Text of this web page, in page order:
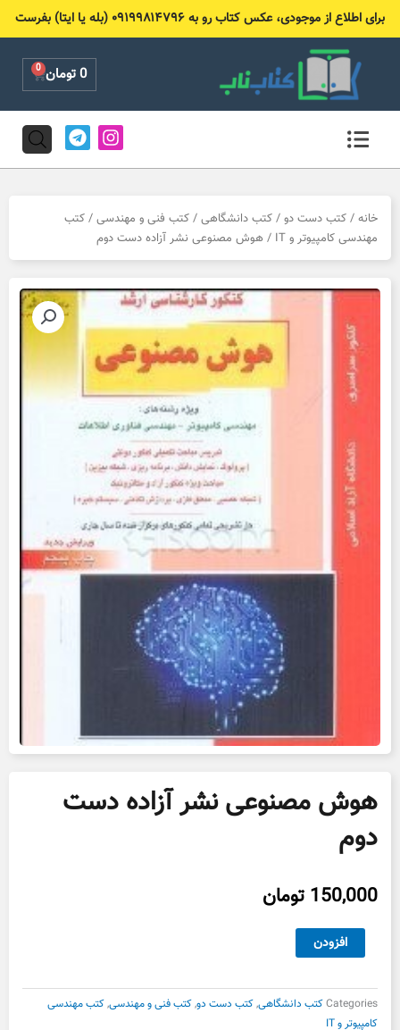
برای اطلاع از موجودی، عکس کتاب رو به ۰۹۱۹۹۸۱۴۷۹۶ (بله یا ایتا) بفرست
0تومان 0
Cart
I
n
s
g
r
a
T
e
l
r
m
خانه / کتب دست دو / کتب دانشگاهی / کتب فنی و مهندسی / کتب
مهندسی کامپیوتر و IT
/ هوش مصنوعی نشر آزاده دست دوم
هوش مصنوعی نشر آزاده دست
دوم
150,000 تومان
مصنوعی
آزاده
دست
افزودن
Categoriesکتب دانشگاهی,کتب دست دو,کتب فنی و مهندسی,کتب مهندسی
کامپیوتر و IT